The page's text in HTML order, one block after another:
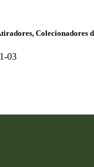
Colecionadores
03